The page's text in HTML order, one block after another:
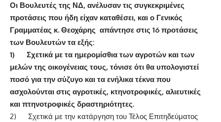
Οι Βουλευτές της ΝΔ, ανέλυσαν τις συγκεκριμένες
προτάσεις που ήδη είχαν καταθέσει, και ο Γενικός
Γραμματέας κ. Θεοχάρης απάντησε στις 16 προτάσεις
των Βουλευτών τα εξής:
1)
Σχετικά με τα ημερομίσθια των αγροτών και των
μελών της οικογένειας τους, τόνισε ότι θα υπολογιστεί
ποσό για την σύζυγο και τα ενήλικα τέκνα που
ασχολούνται στις αγροτικές, κτηνοτροφικές, αλιευτικές
και πτηνοτροφικές δραστηριότητες.
2) Σχετικά με την κατάργηση του Τέλος Επιτηδεύματος